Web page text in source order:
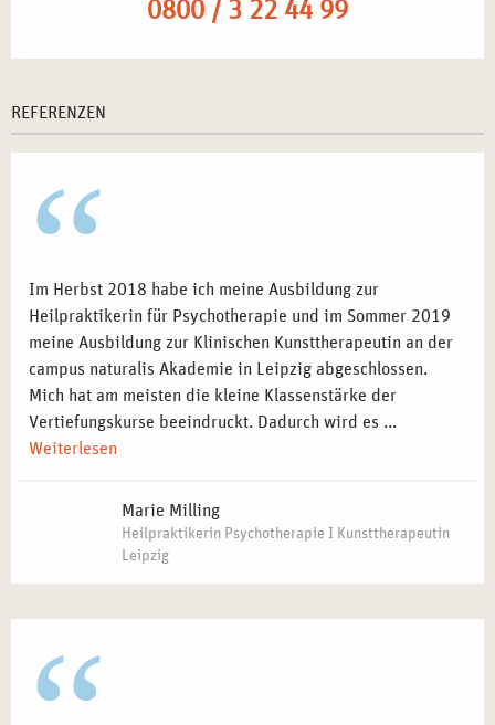
0800 / 3 22 44 99
REFERENZEN
Im Herbst 2018 habe ich meine Ausbildung zur
Heilpraktikerin für Psychotherapie und im Sommer 2019
meine Ausbildung zur Klinischen Kunsttherapeutin an der
campus naturalis Akademie in Leipzig abgeschlossen.
Mich hat am meisten die kleine Klassenstärke der
Vertiefungskurse beeindruckt. Dadurch wird es ...
Weiterlesen
Marie Milling
Heilpraktikerin Psychotherapie I Kunsttherapeutin
Leipzig